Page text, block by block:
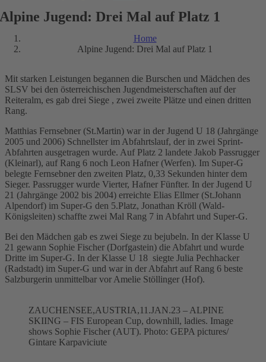
Alpine Jugend: Drei Mal auf Platz 1
Home
Alpine Jugend: Drei Mal auf Platz 1
Mit starken Leistungen begannen die Burschen und Mädchen des
SLSV bei den österreichischen Jugendmeisterschaften auf der
Reiteralm, es gab drei Siege , zwei zweite Plätze und einen dritten
Rang.
Matthias Fernsebner (St.Martin) war in der Jugend U 18 (Jahrgänge
2005 und 2006) Schnellster im Abfahrtslauf, der in zwei Sprint-
Abfahrten ausgetragen wurde. Auf Platz 2 landete Jakob Passrugger
(Kleinarl), auf Rang 6 noch Leon Hafner (Werfen). Im Super-G
belegte Fernsebner den zweiten Platz, 0,33 Sekunden hinter dem
Sieger. Passrugger wurde Vierter, Hafner Fünfter. In der Jugend U
21 (Jahrgänge 2002 bis 2004) erreichte Elias Ellmer (St.Johann
Alpendorf) im Super-G den 5.Platz, Jonathan Kröll (Wald-
Königsleiten) schaffte zwei Mal Rang 7 in Abfahrt und Super-G.
Bei den Mädchen gab es zwei Siege zu bejubeln. In der Klasse U
21 gewann Sophie Fischer (Dorfgastein) die Abfahrt und wurde
Dritte im Super-G. In der Klasse U 18 siegte Julia Pechhacker
(Radstadt) im Super-G und war in der Abfahrt auf Rang 6 beste
Salzburgerin unmittelbar vor Amelie Stöllinger (Hof).
ZAUCHENSEE,AUSTRIA,11.JAN.23 – ALPINE
SKIING – FIS European Cup, downhill, ladies. Image
shows Sophie Fischer (AUT). Photo: GEPA pictures/
Gintare Karpaviciute